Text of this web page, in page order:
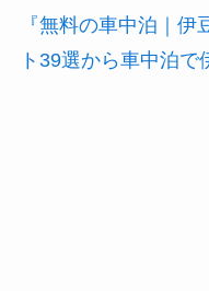
『無料の車中泊｜
ト39選から車中泊で